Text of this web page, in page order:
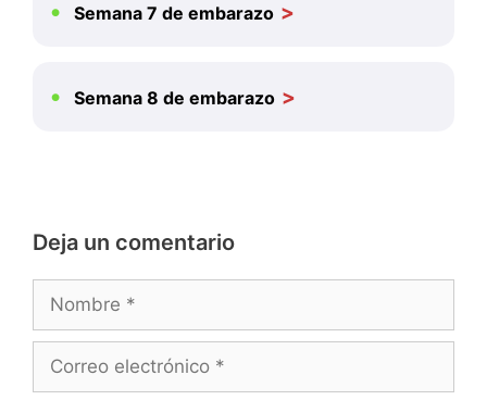
Semana 7 de embarazo
Semana 8 de embarazo
Deja un comentario
electrónico